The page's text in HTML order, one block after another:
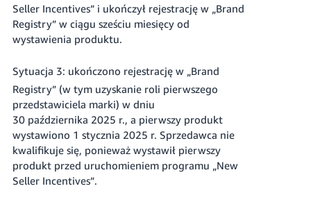
Seller Incentives” i ukończył rejestrację w „Brand
Registry” w ciągu sześciu miesięcy od
wystawienia produktu.
Sytuacja 3: ukończono rejestrację w „Brand
Registry” (w tym uzyskanie roli pierwszego
przedstawiciela marki) w dniu
30 października 2025 r., a pierwszy produkt
wystawiono 1 stycznia 2025 r. Sprzedawca nie
kwalifikuje się, ponieważ wystawił pierwszy
produkt przed uruchomieniem programu „New
Seller Incentives”.